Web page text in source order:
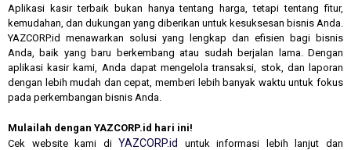
Aplikasi kasir terbaik bukan hanya tentang harga, tetapi tentang fitur,
kemudahan, dan dukungan yang diberikan untuk kesuksesan bisnis Anda.
YAZCORP.id menawarkan solusi yang lengkap dan efisien bagi bisnis
Anda, baik yang baru berkembang atau sudah berjalan lama. Dengan
aplikasi kasir kami, Anda dapat mengelola transaksi, stok, dan laporan
dengan lebih mudah dan cepat, memberi lebih banyak waktu untuk fokus
pada perkembangan bisnis Anda.
Mulailah dengan YAZCORP.id hari ini!
Cek website kami di YAZCORP.id
untuk informasi lebih lanjut dan